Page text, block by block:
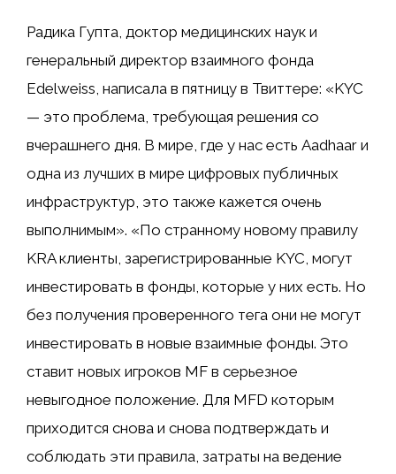
Радика Гупта, доктор медицинских наук и
генеральный директор взаимного фонда
Edelweiss, написала в пятницу в Твиттере: «KYC
— это проблема, требующая решения со
вчерашнего дня. В мире, где у нас есть Aadhaar и
одна из лучших в мире цифровых публичных
инфраструктур, это также кажется очень
выполнимым». «По странному новому правилу
KRA клиенты, зарегистрированные KYC, могут
инвестировать в фонды, которые у них есть. Но
без получения проверенного тега они не могут
инвестировать в новые взаимные фонды. Это
ставит новых игроков MF в серьезное
невыгодное положение. Для MFD которым
приходится снова и снова подтверждать и
соблюдать эти правила, затраты на ведение